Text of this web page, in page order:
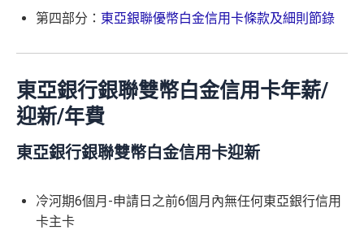
第四部分： 東亞銀聯優幣白金信用卡條款及細則節錄
東亞銀行銀聯雙幣白金信用卡年薪/
迎新/年費
東亞銀行銀聯雙幣白金信用卡迎新
冷河期6個月-申請日之前6個月內無任何東亞銀行信用
卡主卡